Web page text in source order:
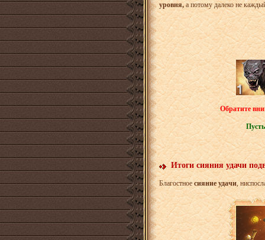
уровня,а потому далеко не
Обратите
Итоги сияния удачи
Благостноесияние удачи,